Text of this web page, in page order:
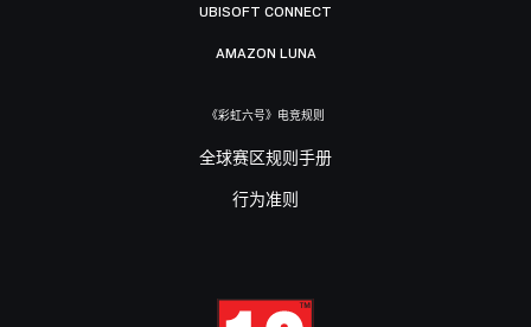
UBISOFT CONNECT
AMAZON LUNA
《彩虹六号》电竞规则
全球赛区规则手册
行为准则